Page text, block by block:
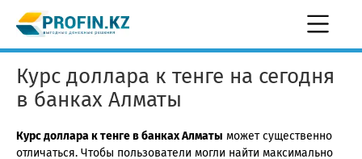
Курс доллара к тенге на сегодня
в банках Алматы
Курс доллара к тенге в банках Алматы может существенно
отличаться. Чтобы пользователи могли найти максимально